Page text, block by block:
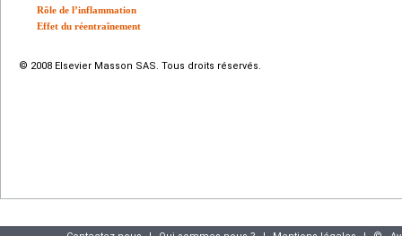
Rôle de l’inflammation
Effet du réentraînement
© 2008 Elsevier Masson SAS. Tous droits réservés.